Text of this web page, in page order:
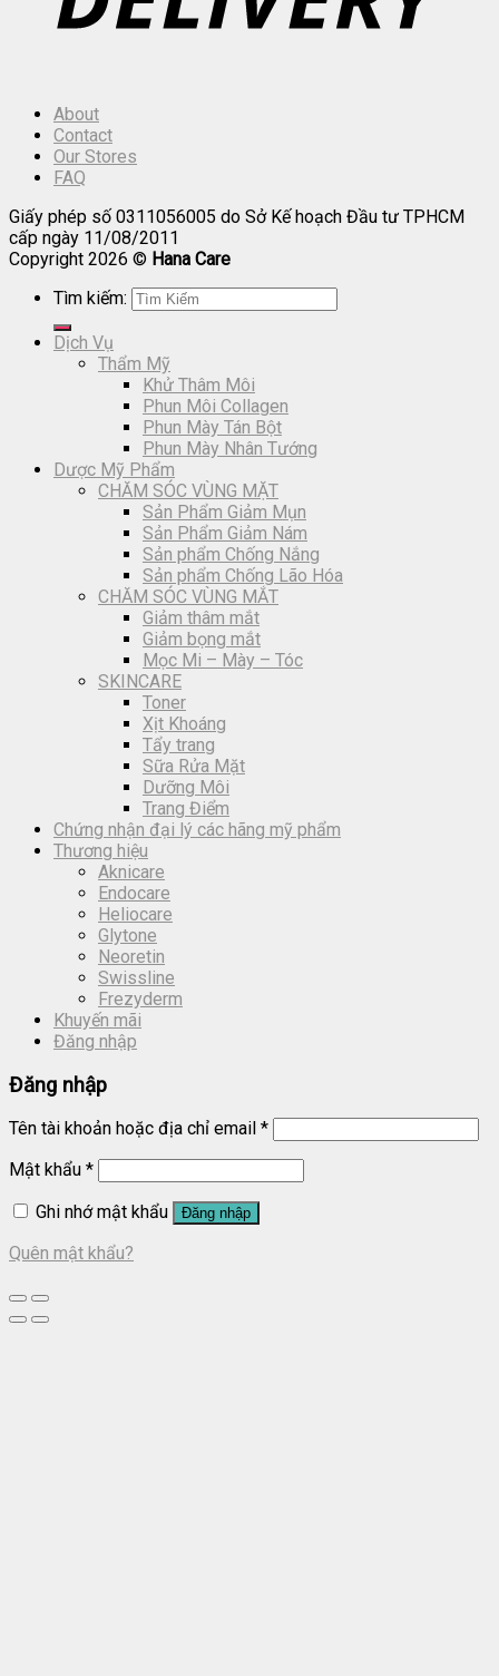
About
Contact
Our Stores
FAQ
Giấy phép số 0311056005 do Sở Kế hoạch Đầu tư TPHCM
cấp ngày 11/08/2011
Copyright 2026 © Hana Care
Tìm kiếm:
Dịch Vụ
Thẩm Mỹ
Khử Thâm Môi
Phun Môi Collagen
Phun Mày Tán Bột
Phun Mày Nhân Tướng
Dược Mỹ Phẩm
CHĂM SÓC VÙNG MẶT
Sản Phẩm Giảm Mụn
Sản Phẩm Giảm Nám
Sản phẩm Chống Nắng
Sản phẩm Chống Lão Hóa
CHĂM SÓC VÙNG MẮT
Giảm thâm mắt
Giảm bọng mắt
Mọc Mi – Mày – Tóc
SKINCARE
Toner
Xịt Khoáng
Tẩy trang
Sữa Rửa Mặt
Dưỡng Môi
Trang Điểm
Chứng nhận đại lý các hãng mỹ phẩm
Thương hiệu
Aknicare
Endocare
Heliocare
Glytone
Neoretin
Swissline
Frezyderm
Khuyến mãi
Đăng nhập
Đăng nhập
Tên tài khoản hoặc địa chỉ email *
Mật khẩu *
Ghi nhớ mật khẩu
Đăng nhập
Quên mật khẩu?